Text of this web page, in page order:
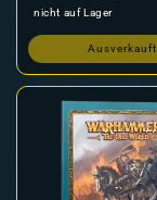
nicht auf Lager
Ausverkauft